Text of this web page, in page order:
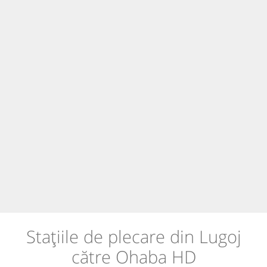
Stațiile de plecare din Lugoj
către Ohaba HD